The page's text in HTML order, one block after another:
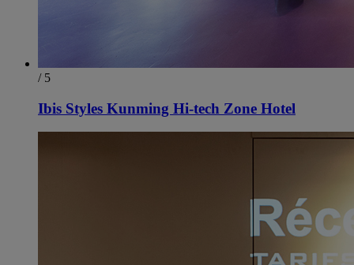
/ 5
Ibis Styles Kunming Hi-tech Zone Hotel